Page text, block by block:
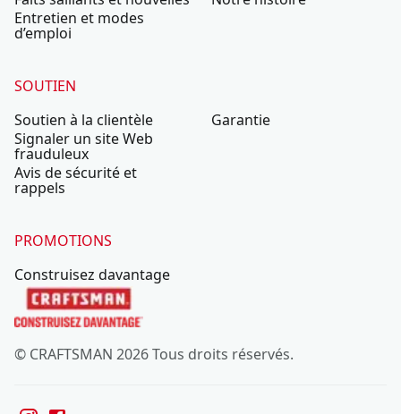
Entretien et modes
d’emploi
SOUTIEN
Soutien à la clientèle
Signaler un site Web
frauduleux
Avis de sécurité et
rappels
Garantie
PROMOTIONS
Construisez davantage
© CRAFTSMAN 2026 Tous droits réservés.